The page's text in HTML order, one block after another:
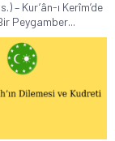
– Kur’ân-ı Kerîm’de
Peygamber...